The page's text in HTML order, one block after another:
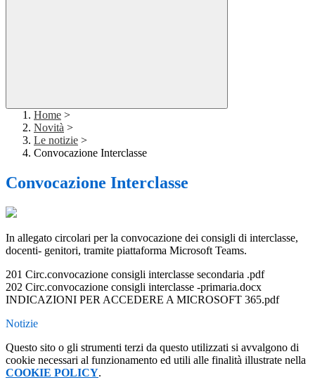
Home >
Novità >
Le notizie >
Convocazione Interclasse
Convocazione Interclasse
In allegato circolari per la convocazione dei consigli di interclasse,
docenti- genitori, tramite piattaforma Microsoft Teams.
201 Circ.convocazione consigli interclasse secondaria .pdf
202 Circ.convocazione consigli interclasse -primaria.docx
INDICAZIONI PER ACCEDERE A MICROSOFT 365.pdf
Notizie
Questo sito o gli strumenti terzi da questo utilizzati si avvalgono di
cookie necessari al funzionamento ed utili alle finalità illustrate nella
COOKIE POLICY.